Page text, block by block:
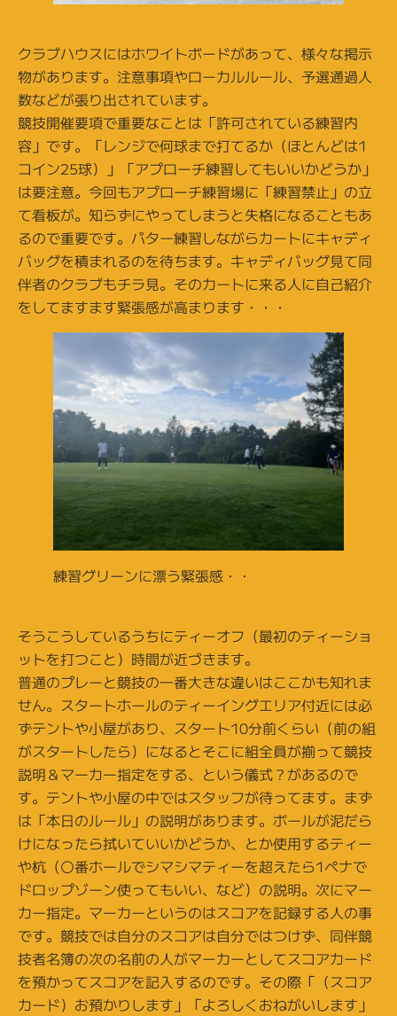
クラブハウスにはホワイトボードがあって、様々な掲示
物があります。注意事項やローカルルール、予選通過人
数などが張り出されています。
競技開催要項で重要なことは「許可されている練習内
容」です。「レンジで何球まで打てるか（ほとんどは1
コイン25球）」「アプローチ練習してもいいかどうか」
は要注意。今回もアプローチ練習場に「練習禁止」の立
て看板が。知らずにやってしまうと失格になることもあ
るので重要です。パター練習しながらカートにキャディ
バッグを積まれるのを待ちます。キャディバッグ見て同
伴者のクラブもチラ見。そのカートに来る人に自己紹介
をしてますます緊張感が高まります・・・
練習グリーンに漂う緊張感・・
そうこうしているうちにティーオフ（最初のティーショ
ットを打つこと）時間が近づきます。
普通のプレーと競技の一番大きな違いはここかも知れま
せん。スタートホールのティーイングエリア付近には必
ずテントや小屋があり、スタート10分前くらい（前の組
がスタートしたら）になるとそこに組全員が揃って競技
説明＆マーカー指定をする、という儀式？があるので
す。テントや小屋の中ではスタッフが待ってます。まず
は「本日のルール」の説明があります。ボールが泥だら
けになったら拭いていいかどうか、とか使用するティー
や杭（〇番ホールでシマシマティーを超えたら1ペナで
ドロップゾーン使ってもいい、など）の説明。次にマー
カー指定。マーカーというのはスコアを記録する人の事
です。競技では自分のスコアは自分ではつけず、同伴競
技者名簿の次の名前の人がマーカーとしてスコアカード
を預かってスコアを記入するのです。その際「（スコア
カード）お預かりします」「よろしくおねがいします」